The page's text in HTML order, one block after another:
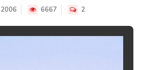
6667 2